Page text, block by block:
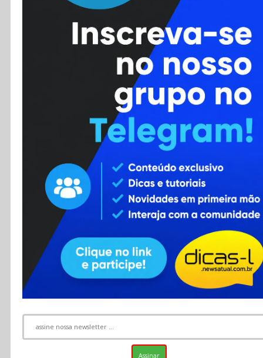
Cursos
Enviar Dica
Contato
RSS